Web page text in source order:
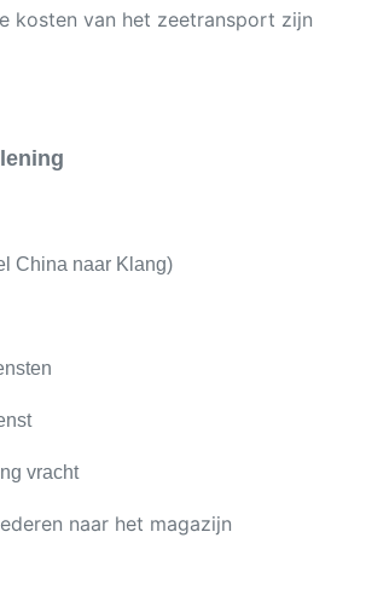
kosten van het zeetransport zijn
China naar Klang)
vracht
naar het magazijn